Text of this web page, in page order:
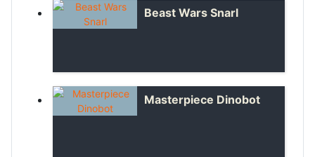
Beast Wars Snarl
Masterpiece Dinobot